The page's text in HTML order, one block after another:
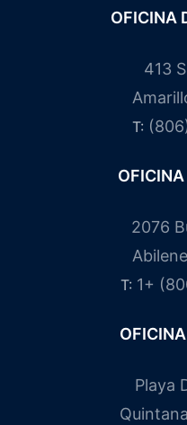
OFICINA
413
T:
2076
T: 1+
Playa